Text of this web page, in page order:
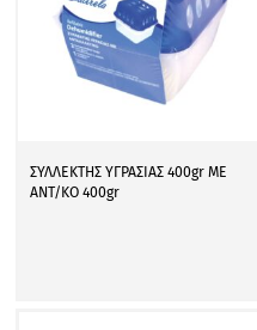
ΣΥΛΛΕΚΤΗΣ ΥΓΡΑΣΙΑΣ 400gr ΜΕ
ΑΝΤ/ΚΟ 400gr